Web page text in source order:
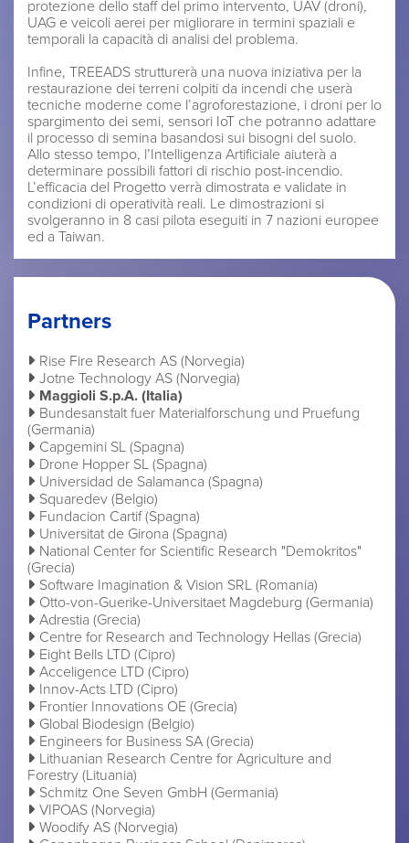
protezione dello staff del primo intervento, UAV (droni),
UAG e veicoli aerei per migliorare in termini spaziali e
temporali la capacità di analisi del problema.
Infine, TREEADS strutturerà una nuova iniziativa per la
restaurazione dei terreni colpiti da incendi che userà
tecniche moderne come l’agroforestazione, i droni per lo
spargimento dei semi, sensori IoT che potranno adattare
il processo di semina basandosi sui bisogni del suolo.
Allo stesso tempo, l’Intelligenza Artificiale aiuterà a
determinare possibili fattori di rischio post-incendio.
L’efficacia del Progetto verrà dimostrata e validate in
condizioni di operatività reali. Le dimostrazioni si
svolgeranno in 8 casi pilota eseguiti in 7 nazioni europee
ed a Taiwan.
Partners
Rise Fire Research AS (Norvegia)
Jotne Technology AS (Norvegia)
Maggioli S.p.A. (Italia)
Bundesanstalt fuer Materialforschung und Pruefung
(Germania)
Capgemini SL (Spagna)
Drone Hopper SL (Spagna)
Universidad de Salamanca (Spagna)
Squaredev (Belgio)
Fundacion Cartif (Spagna)
Universitat de Girona (Spagna)
National Center for Scientific Research "Demokritos"
(Grecia)
Software Imagination & Vision SRL (Romania)
Otto-von-Guerike-Universitaet Magdeburg (Germania)
Adrestia (Grecia)
Centre for Research and Technology Hellas (Grecia)
Eight Bells LTD (Cipro)
Acceligence LTD (Cipro)
Innov-Acts LTD (Cipro)
Frontier Innovations OE (Grecia)
Global Biodesign (Belgio)
Engineers for Business SA (Grecia)
Lithuanian Research Centre for Agriculture and
Forestry (Lituania)
Schmitz One Seven GmbH (Germania)
VIPOAS (Norvegia)
Woodify AS (Norvegia)